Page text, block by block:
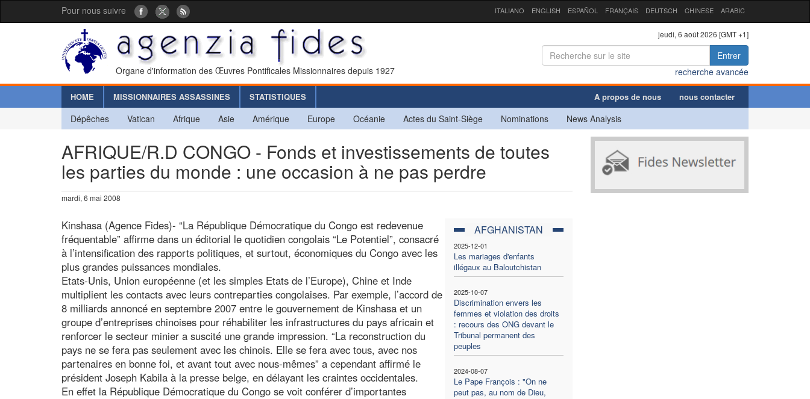
Pour nous suivre ITALIANO ENGLISH ESPAÑOL FRANÇAIS DEUTSCH CHINESE ARABIC
Organe d'information des Œuvres Pontificales Missionnaires depuis 1927
jeudi, 6 août 2026 [GMT +1]
Entrer
recherche avancée
HOME MISSIONNAIRES ASSASSINES STATISTIQUES A propos de nous nous contacter
Dépêches Vatican Afrique Asie Amérique Europe Océanie Actes du Saint-Siège Nominations News Analysis
AFRIQUE/R.D CONGO - Fonds et investissements de toutes
les parties du monde : une occasion à ne pas perdre
mardi, 6 mai 2008
AFGHANISTAN
2025-12-01
Les mariages d'enfants
illégaux au Baloutchistan
2025-10-07
Discrimination envers les
femmes et violation des droits
: recours des ONG devant le
Tribunal permanent des
peuples
2024-08-07
Le Pape François : "On ne
peut pas, au nom de Dieu,
Kinshasa (Agence Fides)- “La République Démocratique du Congo est redevenue
fréquentable” affirme dans un éditorial le quotidien congolais “Le Potentiel”, consacré
à l’intensification des rapports politiques, et surtout, économiques du Congo avec les
plus grandes puissances mondiales.
Etats-Unis, Union européenne (et les simples Etats de l’Europe), Chine et Inde
multiplient les contacts avec leurs contreparties congolaises. Par exemple, l’accord de
8 milliards annoncé en septembre 2007 entre le gouvernement de Kinshasa et un
groupe d’entreprises chinoises pour réhabiliter les infrastructures du pays africain et
renforcer le secteur minier a suscité une grande impression. “La reconstruction du
pays ne se fera pas seulement avec les chinois. Elle se fera avec tous, avec nos
partenaires en bonne foi, et avant tout avec nous-mêmes” a cependant affirmé le
président Joseph Kabila à la presse belge, en délayant les craintes occidentales.
En effet la République Démocratique du Congo se voit conférer d’importantes